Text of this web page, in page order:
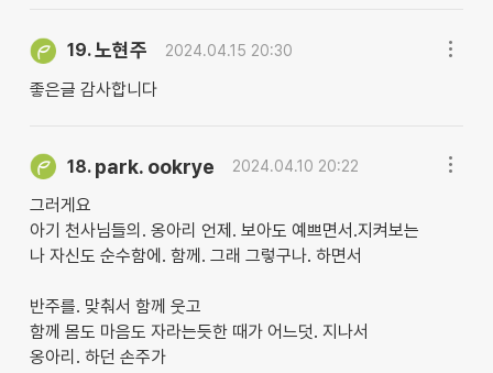
19.노현주 2024.04.15 20:30
좋은글 감사합니다
18. park. ookrye 2024.04.10 20:22
그러게요
아기 천사님들의. 옹아리 언제. 보아도 예쁘면서.지켜보는
나 자신도 순수함에. 함께. 그래 그렇구나. 하면서
반주를. 맞춰서 함께 웃고
함께 몸도 마음도 자라는듯한 때가 어느덧. 지나서
옹아리. 하던 손주가